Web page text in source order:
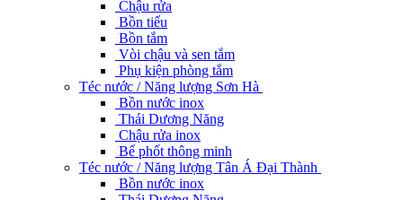
Chậu rửa
Bồn tiểu
Bồn tắm
Vòi chậu và sen tắm
Phụ kiện phòng tắm
Téc nước / Năng lượng Sơn Hà
Bồn nước inox
Thái Dương Năng
Chậu rửa inox
Bể phốt thông minh
Téc nước / Năng lượng Tân Á Đại Thành
Bồn nước inox